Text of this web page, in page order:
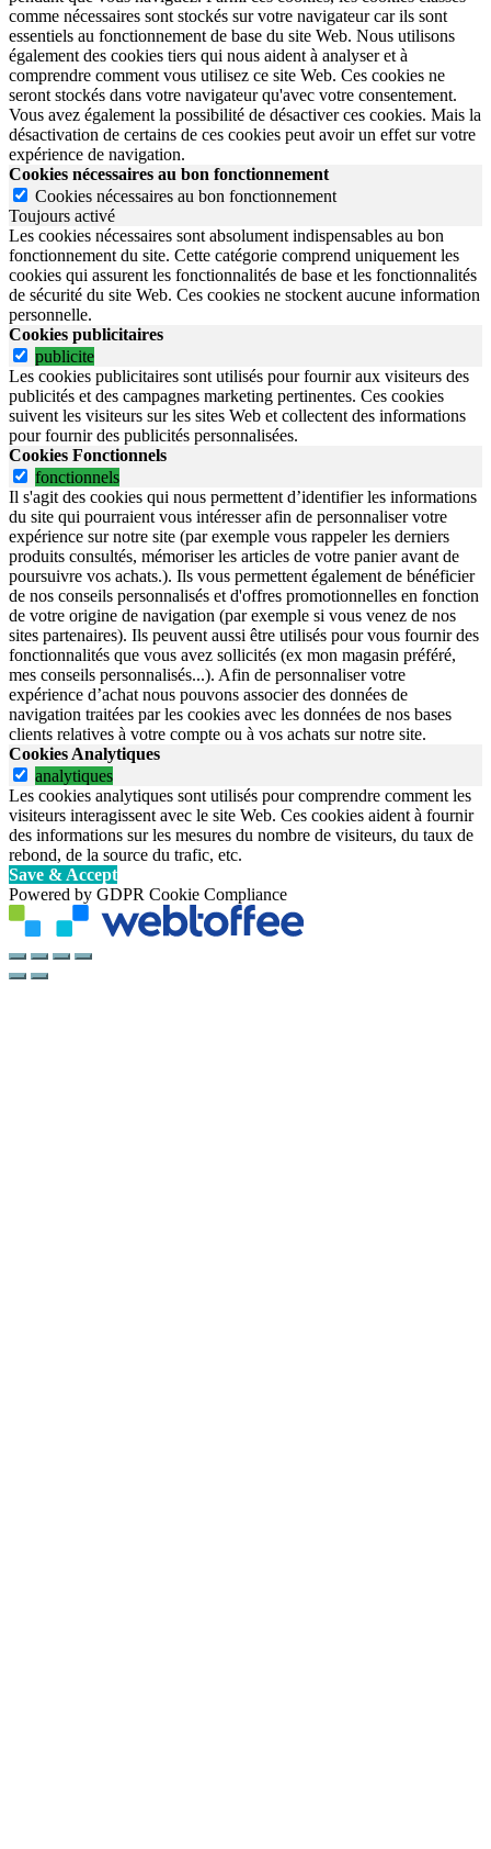
comme nécessaires sont stockés sur votre navigateur car ils sont
essentiels au fonctionnement de base du site Web. Nous utilisons
également des cookies tiers qui nous aident à analyser et à
comprendre comment vous utilisez ce site Web. Ces cookies ne
seront stockés dans votre navigateur qu'avec votre consentement.
Vous avez également la possibilité de désactiver ces cookies. Mais la
désactivation de certains de ces cookies peut avoir un effet sur votre
expérience de navigation.
Cookies nécessaires au bon fonctionnement
Cookies nécessaires au bon fonctionnement
Toujours activé
Les cookies nécessaires sont absolument indispensables au bon
fonctionnement du site. Cette catégorie comprend uniquement les
cookies qui assurent les fonctionnalités de base et les fonctionnalités
de sécurité du site Web. Ces cookies ne stockent aucune information
personnelle.
Cookies publicitaires
publicite
Les cookies publicitaires sont utilisés pour fournir aux visiteurs des
publicités et des campagnes marketing pertinentes. Ces cookies
suivent les visiteurs sur les sites Web et collectent des informations
pour fournir des publicités personnalisées.
Cookies Fonctionnels
fonctionnels
Il s'agit des cookies qui nous permettent d’identifier les informations
du site qui pourraient vous intéresser afin de personnaliser votre
expérience sur notre site (par exemple vous rappeler les derniers
produits consultés, mémoriser les articles de votre panier avant de
poursuivre vos achats.). Ils vous permettent également de bénéficier
de nos conseils personnalisés et d'offres promotionnelles en fonction
de votre origine de navigation (par exemple si vous venez de nos
sites partenaires). Ils peuvent aussi être utilisés pour vous fournir des
fonctionnalités que vous avez sollicités (ex mon magasin préféré,
mes conseils personnalisés...). Afin de personnaliser votre
expérience d’achat nous pouvons associer des données de
navigation traitées par les cookies avec les données de nos bases
clients relatives à votre compte ou à vos achats sur notre site.
Cookies Analytiques
analytiques
Les cookies analytiques sont utilisés pour comprendre comment les
visiteurs interagissent avec le site Web. Ces cookies aident à fournir
des informations sur les mesures du nombre de visiteurs, du taux de
rebond, de la source du trafic, etc.
Save & Accept
Powered by GDPR Cookie Compliance